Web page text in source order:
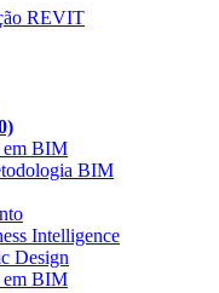
REVIT
em BIM
BIM
Intelligence
Design
em BIM